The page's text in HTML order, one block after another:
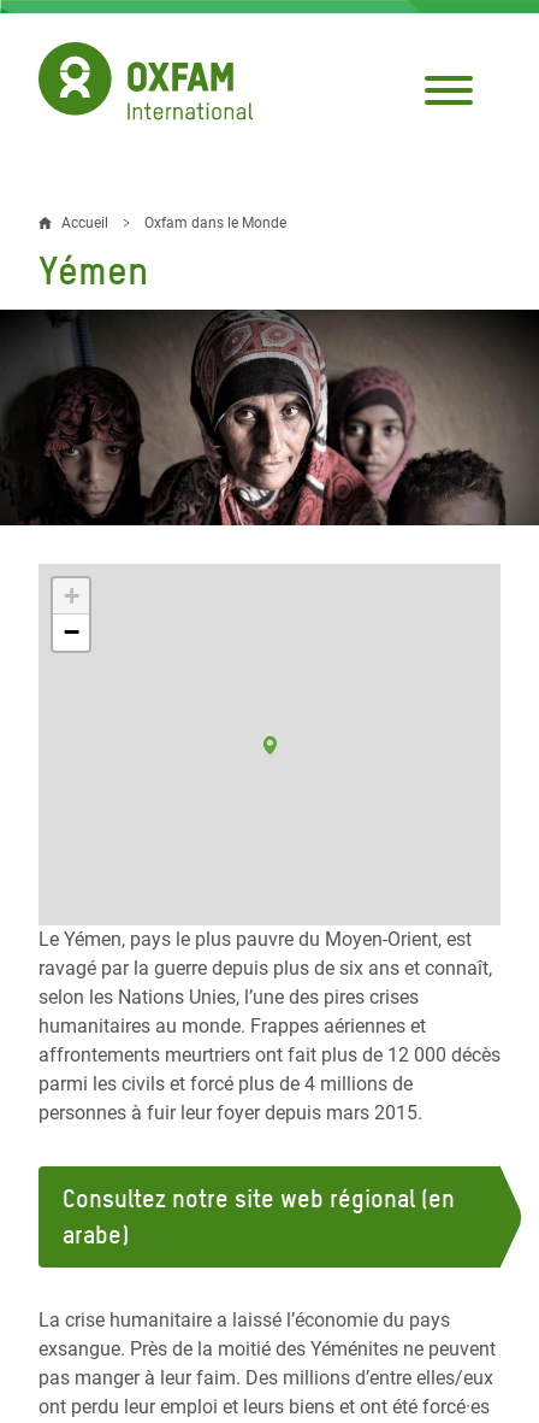
Aller
contenu
principal
Fil
d'Ariane
Accueil Oxfam dans le Monde
Yémen
+
−
Le Yémen, pays le plus pauvre du Moyen-Orient, est
ravagé par la guerre depuis plus de six ans et connaît,
selon les Nations Unies, l’une des pires crises
humanitaires au monde. Frappes aériennes et
affrontements meurtriers ont fait plus de 12 000 décès
parmi les civils et forcé plus de 4 millions de
personnes à fuir leur foyer depuis mars 2015.
Consultez notre site web régional (en
arabe)
La crise humanitaire a laissé l’économie du pays
exsangue. Près de la moitié des Yéménites ne peuvent
pas manger à leur faim. Des millions d’entre elles/eux
ont perdu leur emploi et leurs biens et ont été forcé·es